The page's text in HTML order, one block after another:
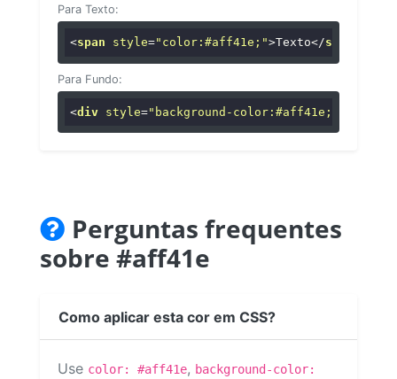
Para Texto:
<span style="color:#aff41e;">Texto</span
Para Fundo:
<div style="background-color:#aff41e;"
Perguntas frequentes
sobre #aff41e
Como aplicar esta cor em CSS?
Use color: #aff41e, background-color: